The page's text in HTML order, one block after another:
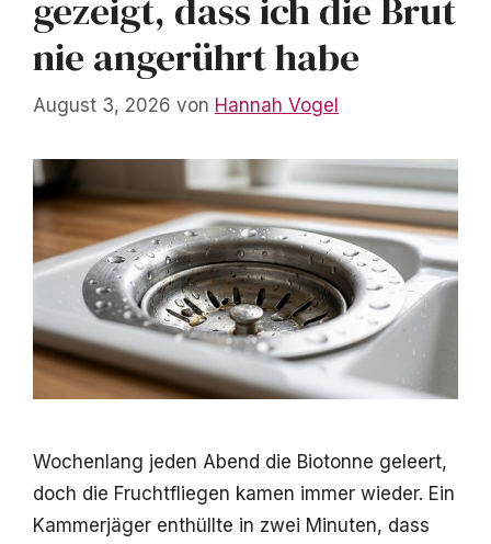
gezeigt, dass ich die Brut
nie angerührt habe
August 3, 2026 von Hannah Vogel
Wochenlang jeden Abend die Biotonne geleert,
doch die Fruchtfliegen kamen immer wieder. Ein
Kammerjäger enthüllte in zwei Minuten, dass